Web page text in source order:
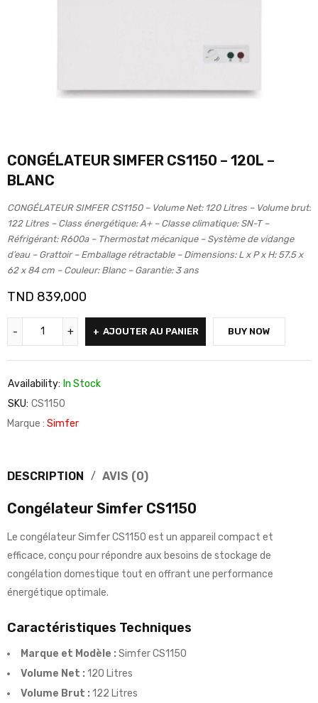
CONGÉLATEUR SIMFER CS1150 – 120L –
BLANC
CONGÉLATEUR SIMFER CS1150 – Volume Net: 120 Litres – Volume brut:
122 Litres – Class énergétique: A+ – Classe climatique: SN-T –
Réfrigérant: R600a – Thermostat mécanique – Système de vidange
d’eau – Grattoir – Emballage rétractable – Dimensions: L x P x H: 57.5 x
62 x 84 cm – Couleur: Blanc – Garantie: 3 ans
TND 839,000
AJOUTER AU PANIER BUY NOW
Availability: In Stock
SKU: CS1150
Marque : Simfer
DESCRIPTION AVIS (0)
Congélateur Simfer CS1150
Le congélateur Simfer CS1150 est un appareil compact et
efficace, conçu pour répondre aux besoins de stockage de
congélation domestique tout en offrant une performance
énergétique optimale.
Caractéristiques Techniques
Marque et Modèle : Simfer CS1150
Volume Net : 120 Litres
Volume Brut : 122 Litres